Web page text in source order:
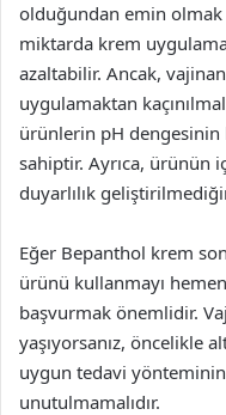
olduğundan emin olmak
miktarda krem
azaltabilir. Ancak,
uygulamaktan
ürünlerin pH
sahiptir. Ayrıca, ürünün
duyarlılık
Eğer Bepanthol krem
ürünü kullanmayı
başvurmak önemlidir.
yaşıyorsanız, öncelikle
uygun tedavi
unutulmamalıdır.